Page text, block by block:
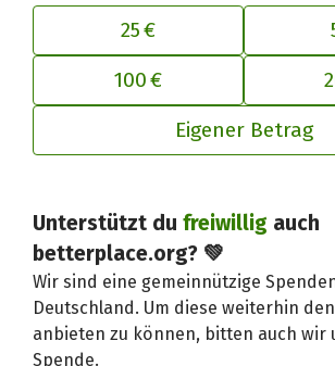
25 €
100 €
Eigener Betrag
Unterstützt dufreiwillig auch
betterplace.org? 💚
Wir sind eine gemeinnützige
Deutschland. Um diese weiterhin
anbieten zu können, bitten auch wir
Spende.
Deinen Beitrag an